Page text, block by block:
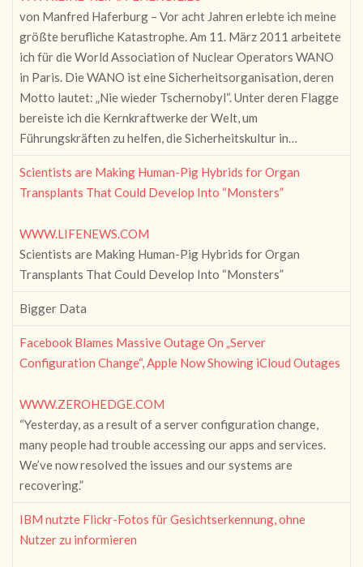
von Manfred Haferburg – Vor acht Jahren erlebte ich meine
größte berufliche Katastrophe. Am 11. März 2011 arbeitete
ich für die World Association of Nuclear Operators WANO
in Paris. Die WANO ist eine Sicherheitsorganisation, deren
Motto lautet: „Nie wieder Tschernobyl“. Unter deren Flagge
bereiste ich die Kernkraftwerke der Welt, um
Führungskräften zu helfen, die Sicherheitskultur in…
Scientists are Making Human-Pig Hybrids for Organ
Transplants That Could Develop Into “Monsters”
WWW.LIFENEWS.COM
Scientists are Making Human-Pig Hybrids for Organ
Transplants That Could Develop Into “Monsters”
Bigger Data
Facebook Blames Massive Outage On „Server
Configuration Change“, Apple Now Showing iCloud Outages
WWW.ZEROHEDGE.COM
“Yesterday, as a result of a server configuration change,
many people had trouble accessing our apps and services.
We’ve now resolved the issues and our systems are
recovering.”
IBM nutzte Flickr-Fotos für Gesichtserkennung, ohne
Nutzer zu informieren